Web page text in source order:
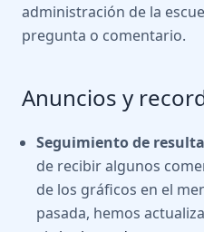
administración de la
pregunta o comentario.
Anuncios y
Seguimiento de
de recibir algunos
de los gráficos en el
pasada, hemos